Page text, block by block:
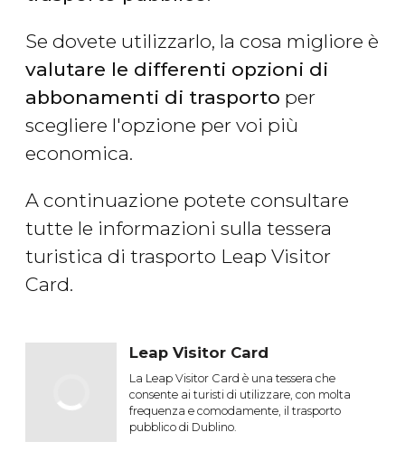
Se dovete utilizzarlo, la cosa migliore è
valutare le differenti opzioni di
abbonamenti di trasporto per
scegliere l'opzione per voi più
economica.
A continuazione potete consultare
tutte le informazioni sulla tessera
turistica di trasporto Leap Visitor
Card.
Leap Visitor Card
La Leap Visitor Card è una tessera che
consente ai turisti di utilizzare, con molta
frequenza e comodamente, il trasporto
pubblico di Dublino.